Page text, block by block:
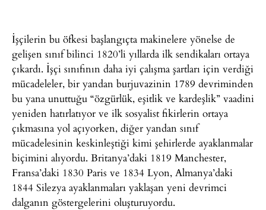
İşçilerin bu öfkesi başlangıçta makinelere yönelse de
gelişen sınıf bilinci 1820’li yıllarda ilk sendikaları ortaya
çıkardı. İşçi sınıfının daha iyi çalışma şartları için verdiği
mücadeleler, bir yandan burjuvazinin 1789 devriminden
bu yana unuttuğu “özgürlük, eşitlik ve kardeşlik” vaadini
yeniden hatırlatıyor ve ilk sosyalist fikirlerin ortaya
çıkmasına yol açıyorken, diğer yandan sınıf
mücadelesinin keskinleştiği kimi şehirlerde ayaklanmalar
biçimini alıyordu. Britanya’daki 1819 Manchester,
Fransa’daki 1830 Paris ve 1834 Lyon, Almanya’daki
1844 Silezya ayaklanmaları yaklaşan yeni devrimci
dalganın göstergelerini oluşturuyordu.